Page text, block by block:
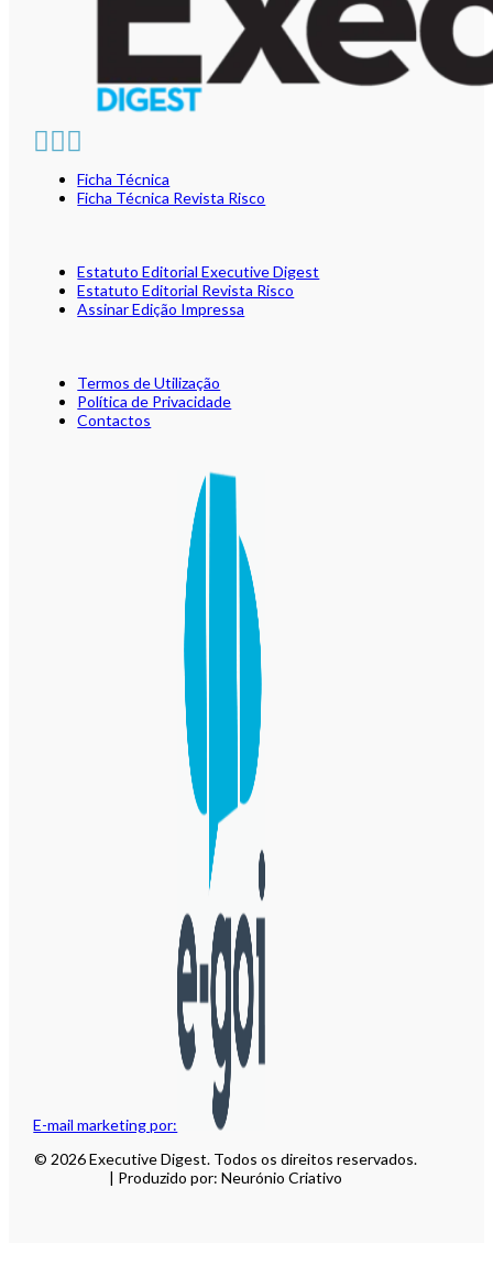
E-mail marketing por:
Ficha Técnica
Ficha Técnica Revista Risco
Estatuto Editorial Executive Digest
Estatuto Editorial Revista Risco
Assinar Edição Impressa
Termos de Utilização
Política de Privacidade
Contactos
© 2026 Executive Digest. Todos os direitos reservados.
| Produzido por: Neurónio Criativo